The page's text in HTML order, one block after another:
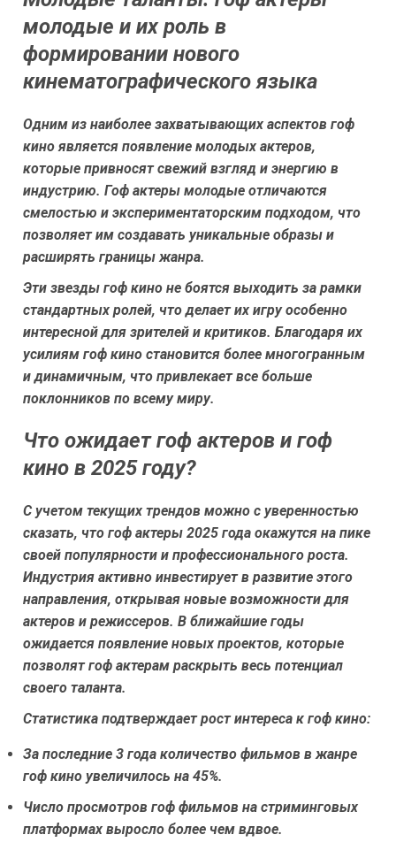
молодые и их роль в
формировании нового
кинематографического языка
Одним из наиболее захватывающих аспектов гоф
кино является появление молодых актеров,
которые привносят свежий взгляд и энергию в
индустрию. Гоф актеры молодые отличаются
смелостью и экспериментаторским подходом, что
позволяет им создавать уникальные образы и
расширять границы жанра.
Эти звезды гоф кино не боятся выходить за рамки
стандартных ролей, что делает их игру особенно
интересной для зрителей и критиков. Благодаря их
усилиям гоф кино становится более многогранным
и динамичным, что привлекает все больше
поклонников по всему миру.
Что ожидает гоф актеров и гоф
кино в 2025 году?
С учетом текущих трендов можно с уверенностью
сказать, что гоф актеры 2025 года окажутся на пике
своей популярности и профессионального роста.
Индустрия активно инвестирует в развитие этого
направления, открывая новые возможности для
актеров и режиссеров. В ближайшие годы
ожидается появление новых проектов, которые
позволят гоф актерам раскрыть весь потенциал
своего таланта.
Статистика подтверждает рост интереса к гоф кино:
За последние 3 года количество фильмов в жанре
гоф кино увеличилось на 45%.
Число просмотров гоф фильмов на стриминговых
платформах выросло более чем вдвое.